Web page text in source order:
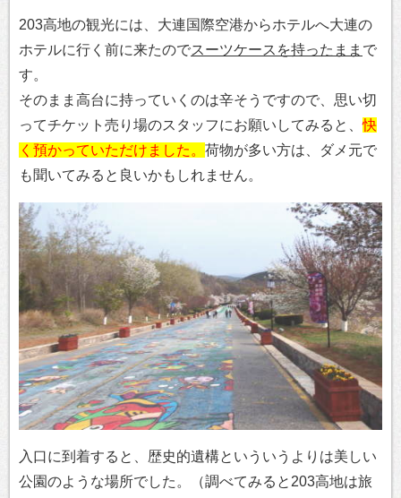
203高地の観光には、大連国際空港からホテルへ大連の
ホテルに行く前に来たのでスーツケースを持ったまま で
す。
そのまま高台に持っていくのは辛そうですので、思い切
ってチケット売り場のスタッフにお願いしてみると、快
く預かっていただけました。 荷物が多い方は、ダメ元で
も聞いてみると良いかもしれません。
入口に到着すると、歴史的遺構といういうよりは美しい
公園のような場所でした。（調べてみると203高地は旅